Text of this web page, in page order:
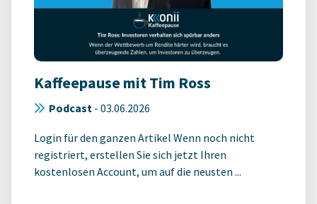
Kaffeepause mit Tim Ross
Podcast - 03.06.2026
Login für den ganzen Artikel Wenn noch nicht
registriert, erstellen Sie sich jetzt Ihren
kostenlosen Account, um auf die neusten ...